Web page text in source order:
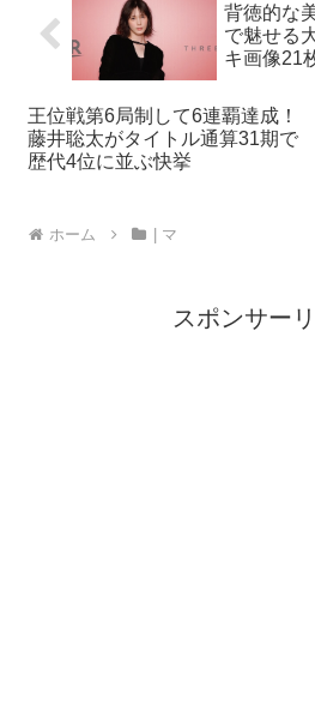
背徳的な
で魅せる
キ画像21
王位戦第6局制して6連覇達成！
藤井聡太がタイトル通算31期で
歴代4位に並ぶ快挙
ホーム | マ
スポンサー